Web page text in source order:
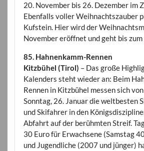
20. November bis 26. Dezember im
Ebenfalls voller Weihnachtszauber
Kufstein. Hier wird der
November eröffnet und geht bis zum
85. Hahnenkamm-Rennen
Kitzbühel (Tirol) – Das große
Kalenders steht wieder an: Beim
Rennen in Kitzbühel messen sich
Sonntag, 26. Januar die weltbesten
und Skifahrer in den
Abfahrt auf der berühmten Streif.
30 Euro für Erwachsene (Samstag
und Jugendliche (2007 und jünger)